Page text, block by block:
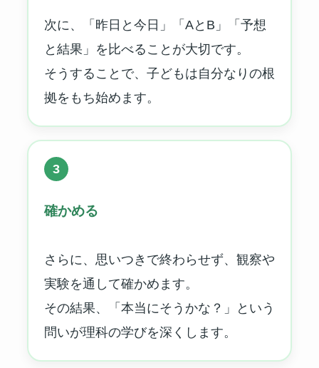
次に、「昨日と今日」「AとB」「予想
と結果」を比べることが大切です。
そうすることで、子どもは自分なりの根
拠をもち始めます。
3
確かめる
さらに、思いつきで終わらせず、観察や
実験を通して確かめます。
その結果、「本当にそうかな？」という
問いが理科の学びを深くします。